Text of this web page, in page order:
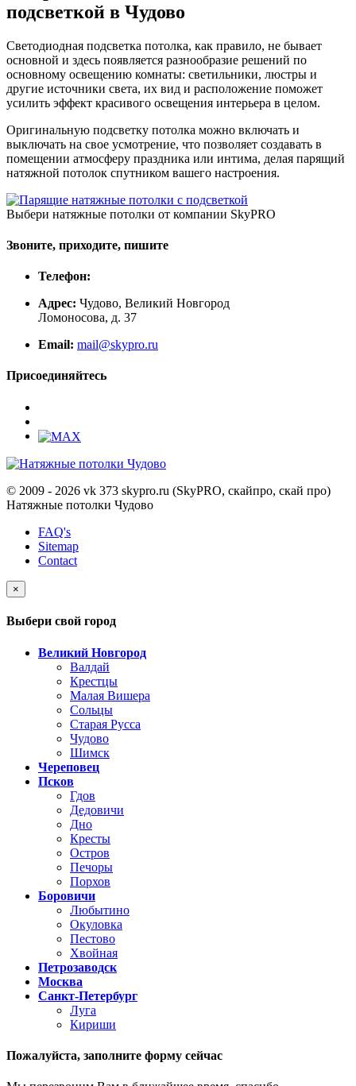
подсветкой в Чудово
Светодиодная подсветка потолка, как правило, не бывает
основной и здесь появляется разнообразие решений по
основному освещению комнаты: светильники, люстры и
другие источники света, их вид и расположение поможет
усилить эффект красивого освещения интерьера в целом.
Оригинальную подсветку потолка можно включать и
выключать на свое усмотрение, что позволяет создавать в
помещении атмосферу праздника или интима, делая парящий
натяжной потолок спутником вашего настроения.
Выбери натяжные потолки от компании SkyPRO
Звоните, приходите, пишите
Телефон:
Адрес: Чудово, Великий Новгород
Ломоносова, д. 37
Email: mail@skypro.ru
Присоединяйтесь
© 2009 - 2026 vk 373 skypro.ru (SkyPRO, скайпро, скай про)
Натяжные потолки Чудово
FAQ's
Sitemap
Contact
×
Выбери свой город
Великий Новгород
Валдай
Крестцы
Малая Вишера
Сольцы
Старая Русса
Чудово
Шимск
Череповец
Псков
Гдов
Дедовичи
Дно
Кресты
Остров
Печоры
Порхов
Боровичи
Любытино
Окуловка
Пестово
Хвойная
Петрозаводск
Москва
Санкт-Петербург
Луга
Кириши
Пожалуйста, заполните форму сейчас